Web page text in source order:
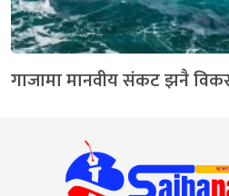
गाजामा मानवीय संकट झनै